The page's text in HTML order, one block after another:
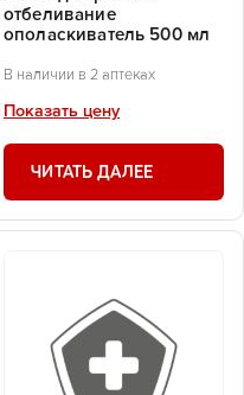
отбеливание
ополаскиватель 500 мл
В наличии в 2 аптеках
Показать цену
ЧИТАТЬ ДАЛЕЕ